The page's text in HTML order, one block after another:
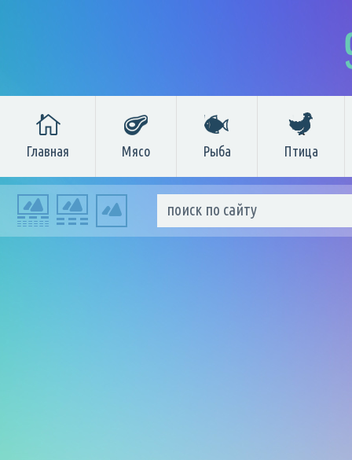
Главная Мясо Рыба Птица